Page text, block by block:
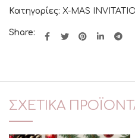
Κατηγορίες: X-MAS
Share:
ΣΧΕΤΙΚΆ